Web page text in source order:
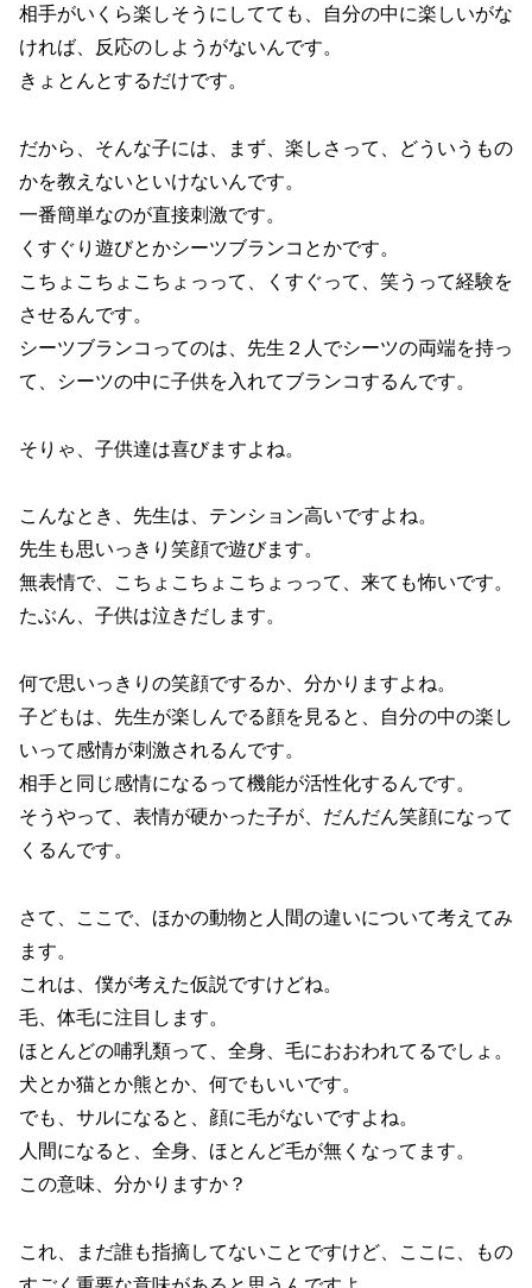
相手がいくら楽しそうにしてても、自分の中に楽しいがな
ければ、反応のしようがないんです。
きょとんとするだけです。
だから、そんな子には、まず、楽しさって、どういうもの
かを教えないといけないんです。
一番簡単なのが直接刺激です。
くすぐり遊びとかシーツブランコとかです。
こちょこちょこちょっって、くすぐって、笑うって経験を
させるんです。
シーツブランコってのは、先生２人でシーツの両端を持っ
て、シーツの中に子供を入れてブランコするんです。
そりゃ、子供達は喜びますよね。
こんなとき、先生は、テンション高いですよね。
先生も思いっきり笑顔で遊びます。
無表情で、こちょこちょこちょっって、来ても怖いです。
たぶん、子供は泣きだします。
何で思いっきりの笑顔でするか、分かりますよね。
子どもは、先生が楽しんでる顔を見ると、自分の中の楽し
いって感情が刺激されるんです。
相手と同じ感情になるって機能が活性化するんです。
そうやって、表情が硬かった子が、だんだん笑顔になって
くるんです。
さて、ここで、ほかの動物と人間の違いについて考えてみ
ます。
これは、僕が考えた仮説ですけどね。
毛、体毛に注目します。
ほとんどの哺乳類って、全身、毛におおわれてるでしょ。
犬とか猫とか熊とか、何でもいいです。
でも、サルになると、顔に毛がないですよね。
人間になると、全身、ほとんど毛が無くなってます。
この意味、分かりますか？
これ、まだ誰も指摘してないことですけど、ここに、もの